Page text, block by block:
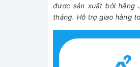
được sản xuất bởi hãng
tháng. Hỗ trợ giao hàng